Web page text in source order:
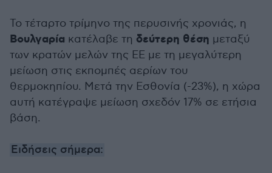
Το τέταρτο τρίμηνο της περυσινής χρονιάς, η
Βουλγαρία κατέλαβε τη δεύτερη θέση μεταξύ
των κρατών μελών της ΕΕ με τη μεγαλύτερη
μείωση στις εκπομπές αερίων του
θερμοκηπίου. Μετά την Εσθονία (-23%), η χώρα
αυτή κατέγραψε μείωση σχεδόν 17% σε ετήσια
βάση.
Ειδήσεις σήμερα: